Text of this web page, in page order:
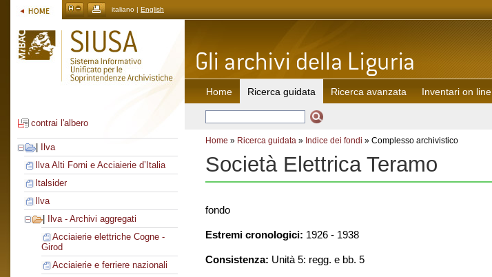
italiano | English
contrai l'albero
Ilva
Ilva Alti Forni e Acciaierie d’Italia
Italsider
Ilva
Ilva - Archivi aggregati
Acciaierie elettriche Cogne -
Girod
Acciaierie e ferriere nazionali
Home Ricerca guidata Ricerca avanzata Inventari on line
Home » Ricerca guidata » Indice dei fondi » Complesso archivistico
Società Elettrica Teramo
fondo
Estremi cronologici: 1926 - 1938
Consistenza: Unità 5: regg. e bb. 5